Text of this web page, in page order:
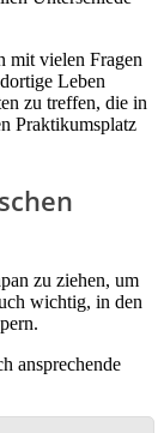
mit vielen Fragen
Leben
zu treffen, die in
Praktikumsplatz
zu ziehen, um
wichtig, in den
ansprechende